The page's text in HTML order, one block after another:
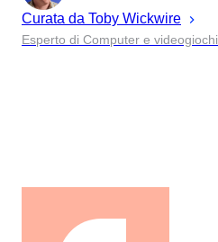
Curata da Toby Wickwire
Esperto di Computer e videogiochi